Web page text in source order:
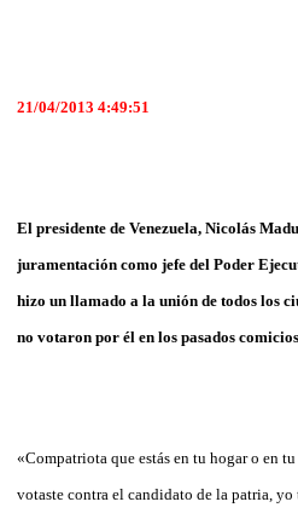
21/04/2013 4:49:51
El presidente de Venezuela, Nicolás
juramentación como jefe del Poder
hizo un llamado a la unión de todos los
no votaron por él en los pasados
«Compatriota que estás en tu hogar o en
votaste contra el candidato de la patria,